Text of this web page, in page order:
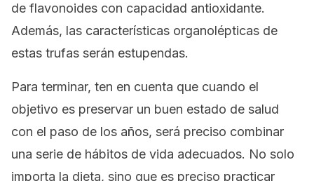
de flavonoides con capacidad antioxidante.
Además, las características organolépticas de
estas trufas serán estupendas.
Para terminar, ten en cuenta que cuando el
objetivo es preservar un buen estado de salud
con el paso de los años, será preciso combinar
una serie de hábitos de vida adecuados. No solo
importa la dieta, sino que es preciso practicar